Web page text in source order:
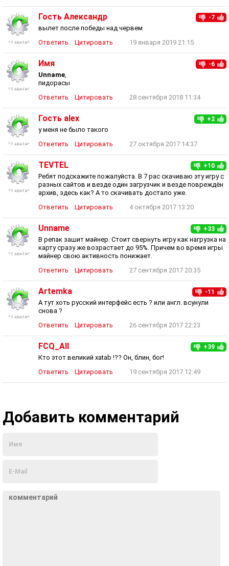
-7
Гость Александр
вылет после победы над червем
Ответить
Цитировать 19 января 2019 21:15
-6
Имя
Unname,
пидорасы
Ответить
Цитировать 28 сентября 2018 11:34
+2
Гость alex
у меня не было такого
Ответить
Цитировать 27 октября 2017 14:37
+10
TEVTEL
Ребят подскажите пожалуйста. В 7 рас скачиваю эту игру с
разных сайтов и везде один загрузчик и везде повреждён
архив, здесь как? А то скачивать достало уже.
Ответить
Цитировать 4 октября 2017 13:20
+33
Unname
В репак зашит майнер. Стоит свернуть игру как нагрузка на
карту сразу же возрастает до 95%. Причем во время игры
майнер свою активность понижает.
Ответить
Цитировать 27 сентября 2017 20:35
-11
Artemka
А тут хоть русский интерфейс есть ? или англ. всунули
снова ?
Ответить
Цитировать 26 сентября 2017 22:23
+39
FCQ_All
Кто этот великий xatab !?? Он, блин, бог!
Ответить
Цитировать 19 сентября 2017 12:49
Добавить комментарий